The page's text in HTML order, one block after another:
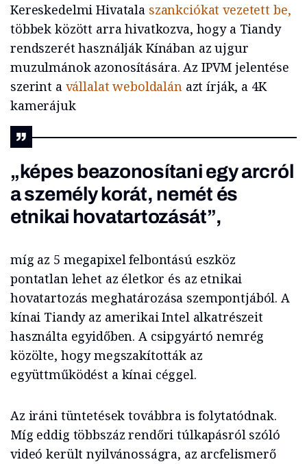
Kereskedelmi Hivatala szankciókat vezetett be,
többek között arra hivatkozva, hogy a Tiandy
rendszerét használják Kínában az ujgur
muzulmánok azonosítására. Az IPVM jelentése
szerint a vállalat weboldalánazt írják, a 4K
kamerájuk
„képes beazonosítani egy arcról
a személy korát, nemét és
etnikai hovatartozását”,
míg az 5 megapixel felbontású eszköz
pontatlan lehet az életkor és az etnikai
hovatartozás meghatározása szempontjából. A
kínai Tiandy az amerikai Intel alkatrészeit
használta egyidőben. A csipgyártó nemrég
közölte, hogy megszakították az
együttműködést a kínai céggel.
Az iráni tüntetések továbbra is folytatódnak.
Míg eddig többszáz rendőri túlkapásról szóló
videó került nyilvánosságra, az arcfelismerő